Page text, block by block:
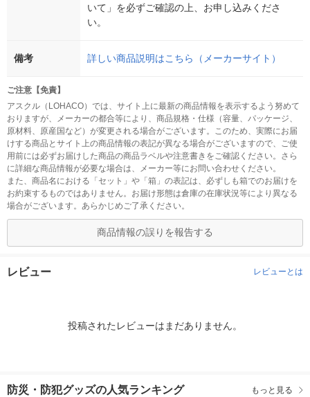
いて」を必ずご確認の上、お申し込みくださ
い。
備考 詳しい商品説明はこちら（メーカーサイト）
ご注意【免責】
アスクル（LOHACO）では、サイト上に最新の商品情報を表示するよう努めて
おりますが、メーカーの都合等により、商品規格・仕様（容量、パッケージ、
原材料、原産国など）が変更される場合がございます。このため、実際にお届
けする商品とサイト上の商品情報の表記が異なる場合がございますので、ご使
用前には必ずお届けした商品の商品ラベルや注意書きをご確認ください。さら
に詳細な商品情報が必要な場合は、メーカー等にお問い合わせください。
また、商品名における「セット」や「箱」の表記は、必ずしも箱でのお届けを
お約束するものではありません。お届け形態は倉庫の在庫状況等により異なる
場合がございます。あらかじめご了承ください。
商品情報の誤りを報告する
レビュー レビューとは
投稿されたレビューはまだありません。
防災・防犯グッズの人気ランキング もっと見る